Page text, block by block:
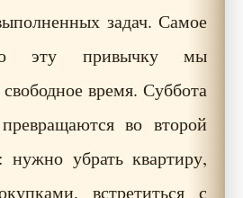
задач. Самое
эту привычку мы
время. Суббота
во второй
нужно убрать квартиру,
встретиться с